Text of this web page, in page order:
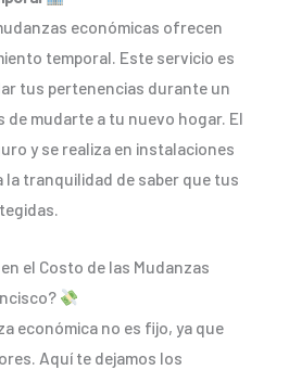
económicas ofrecen
temporal. Este servicio es
tus pertenencias durante un
de mudarte a tu nuevo hogar. El
y se realiza en instalaciones
la tranquilidad de saber que tus
el Costo de las Mudanzas
económica no es fijo, ya que
Aquí te dejamos los